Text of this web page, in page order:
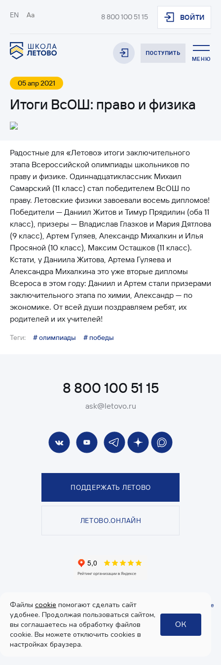
EN Aa 8 800 100 51 15 ВОЙТИ
ПОСТУПИТЬ
МЕНЮ
05 апр 2021
Итоги ВсОШ: право и физика
Радостные для «Летово» итоги заключительного
этапа Всероссийской олимпиады школьников по
праву и физике. Одиннадцатиклассник Михаил
Самарский (11 класс) стал победителем ВсОШ по
праву. Летовские физики завоевали восемь дипломов!
Победители — Даниил Житов и Тимур Прядилин (оба 11
класс), призеры — Владислав Глазков и Мария Дятлова
(9 класс), Артем Гуляев, Александр Михалкин и Илья
Просяной (10 класс), Максим Осташков (11 класс).
Кстати, у Даниила Житова, Артема Гуляева и
Александра Михалкина это уже вторые дипломы
Всероса в этом году: Даниил и Артем стали призерами
заключительного этапа по химии, Александр — по
экономике. От всей души поздравляем ребят, их
родителей и их учителей!
Теги: # олимпиады # победы
8 800 100 51 15
ask@letovo.ru
ПОДДЕРЖАТЬ ЛЕТОВО
ЛЕТОВО.ОНЛАЙН
Политика конфиденциальностиипользовательское соглашение
Согласие
на получение рекламы
Дизайн
Файлы cookie помогают сделать сайт
удобнее. Продолжая пользоваться сайтом,
вы соглашаетесь на обработку файлов
cookie. Вы можете отключить cookies в
настройках браузера.
ОК